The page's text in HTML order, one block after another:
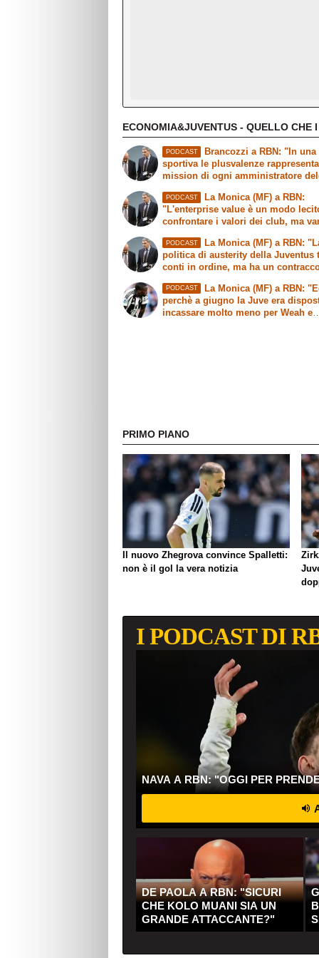
ECONOMIA&JUVENTUS - QUELLO CHE
PODCAST
Brancozzi a RBN: "In una
sportiva le plusvalenze
mission di ogni amministratore
PODCAST
La Monica (MF) a RBN:
"L'enterprise value è un modo
confrontare i valori dei club, ma
PODCAST
La Monica (MF) a RBN:
politica di austerity della Juventus
conti in ordine, ma ha un
PODCAST
La Monica (MF) a RBN:
perchè a giugno la Juve era
incassare molto meno per Weah e
PRIMO PIANO
Il nuovo Zhegrova convince Spalletti:
non è il gol la vera notizia
I PODCAST DI
NAVA A RBN: "OGGI PER
DE PAOLA A RBN: "SICURI
CHE KOLO MUANI SIA UN
GRANDE ATTACCANTE?"